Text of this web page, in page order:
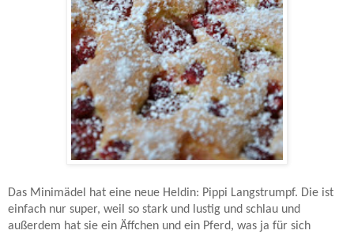
Das Minimädel hat eine neue Heldin: Pippi Langstrumpf. Die ist
einfach nur super, weil so stark und lustig und schlau und
außerdem hat sie ein Äffchen und ein Pferd, was ja für sich